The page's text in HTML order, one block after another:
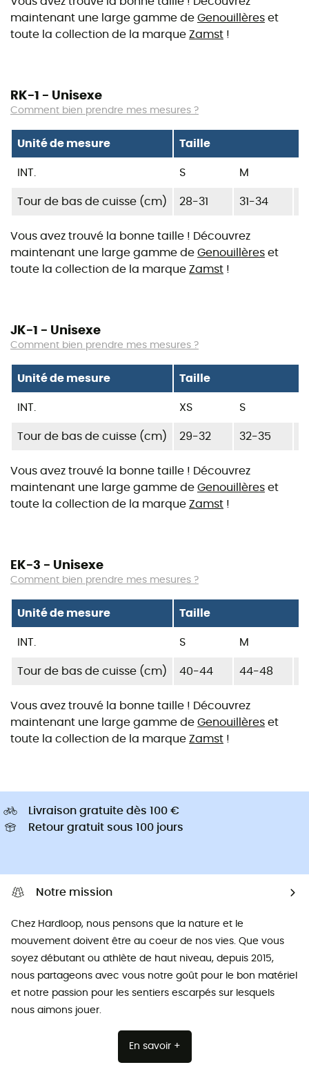
maintenant une large gamme de Genouillères et
toute la collection de la marque Zamst !
RK-1 - Unisexe
Comment bien prendre mes mesures ?
Unité de mesure Taille
INT. S M
Tour de bas de cuisse (cm) 28-31 31-34
Vous avez trouvé la bonne taille ! Découvrez
maintenant une large gamme de Genouillères et
toute la collection de la marque Zamst !
JK-1 - Unisexe
Comment bien prendre mes mesures ?
Unité de mesure Taille
INT. XS S
Tour de bas de cuisse (cm) 29-32 32-35
Vous avez trouvé la bonne taille ! Découvrez
maintenant une large gamme de Genouillères et
toute la collection de la marque Zamst !
EK-3 - Unisexe
Comment bien prendre mes mesures ?
Unité de mesure Taille
INT. S M
Tour de bas de cuisse (cm) 40-44 44-48
Vous avez trouvé la bonne taille ! Découvrez
maintenant une large gamme de Genouillères et
toute la collection de la marque Zamst !
Livraison gratuite dès 100 €
Retour gratuit sous 100 jours
Notre mission
Chez Hardloop, nous pensons que la nature et le
mouvement doivent être au coeur de nos vies. Que vous
soyez débutant ou athlète de haut niveau, depuis 2015,
nous partageons avec vous notre goût pour le bon matériel
et notre passion pour les sentiers escarpés sur lesquels
nous aimons jouer.
En savoir +